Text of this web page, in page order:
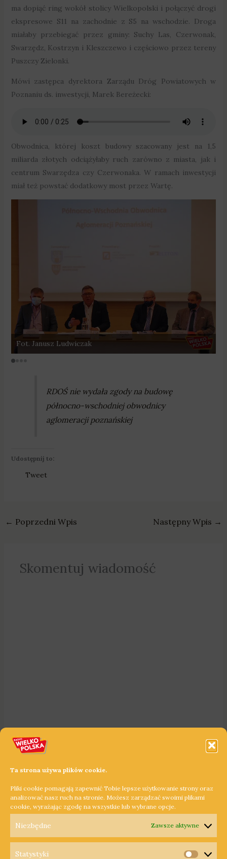
Ta strona używa plików cookie.
Pliki cookie pomagają zapewnić Tobie lepsze użytkowanie strony oraz
analizować nasz ruch na stronie. Możesz zarządzać swoimi plikami
cookie, wyrażając zgodę na wszystkie lub wybrane opcje.
Niezbędne Zawsze aktywne
Statystyki
ma dopiąć ring wokół stolicy Wielkopolski i połączyć drogi
ekspresowe S11 na zachodnie z S5 na wschodzie. Droga
miałaby przebiegać przez gminy: Suchy Las, Czerwonak,
Swarzędz, Kostrzyn i Kleszczewo i częściowo przez tereny
Puszczy Zielonki.
Mówi zastępca dyrektora Zarządu Dróg Powiatowych w
Poznaniu ds. inwestycji, Marek Bereżecki:
Obwodnica, której koszt budowy szacowany jest na 1,5
miliarda złotych odciążyłaby ruch zarówno z miasta, jak i
centrum Swarzędza czy Czerwonaka. W ramach inwestycji
miał też powstać dodatkowy most przez Wartę.
Fot. Janusz Ludwiczak
RDOŚ nie wydała zgody na budowę
północno-wschodniej obwodnicy
aglomeracji poznańskiej
Udostępnij to:
Tweet
← Poprzedni Wpis Następny Wpis →
Skomentuj wiadomość